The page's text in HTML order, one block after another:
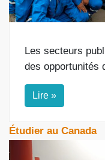
Les secteurs
des opportunités
Lire »
Étudier au Canada